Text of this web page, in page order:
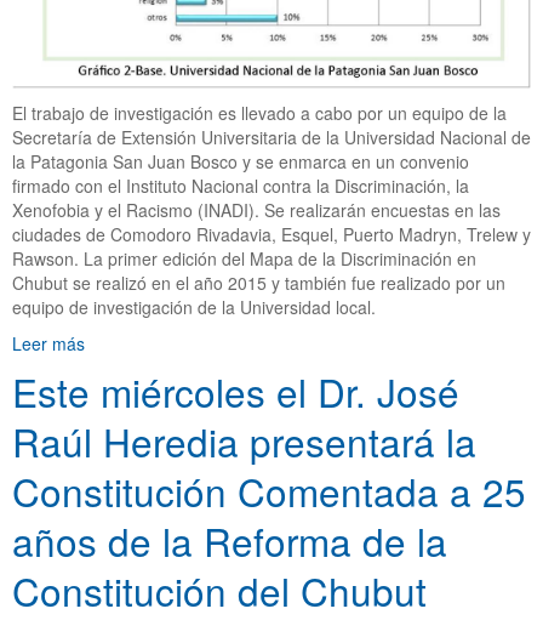
El trabajo de investigación es llevado a cabo por un equipo de la
Secretaría de Extensión Universitaria de la Universidad Nacional de
la Patagonia San Juan Bosco y se enmarca en un convenio
firmado con el Instituto Nacional contra la Discriminación, la
Xenofobia y el Racismo (INADI). Se realizarán encuestas en las
ciudades de Comodoro Rivadavia, Esquel, Puerto Madryn, Trelew y
Rawson. La primer edición del Mapa de la Discriminación en
Chubut se realizó en el año 2015 y también fue realizado por un
equipo de investigación de la Universidad local.
Leer más
Este miércoles el Dr. José
Raúl Heredia presentará la
Constitución Comentada a 25
años de la Reforma de la
Constitución del Chubut